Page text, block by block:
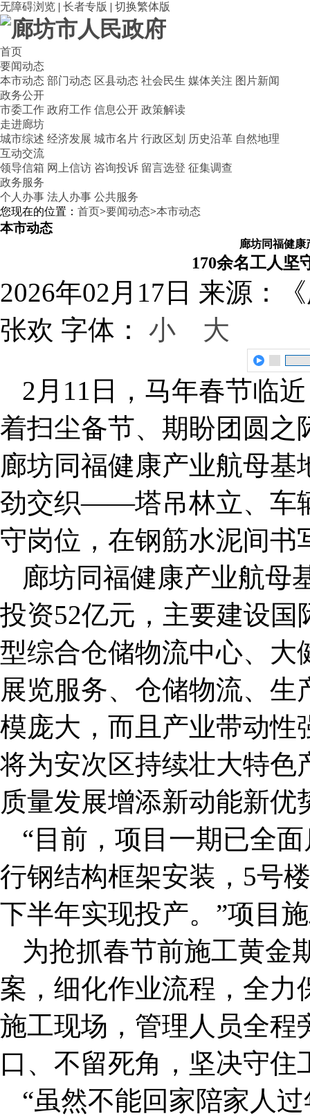
无障碍浏览 | 长者专版 | 切换繁体版
首页
要闻动态
本市动态 部门动态 区县动态 社会民生 媒体关注 图片新闻
政务公开
市委工作 政府工作 信息公开 政策解读
走进廊坊
城市综述 经济发展 城市名片 行政区划 历史沿革 自然地理
互动交流
领导信箱 网上信访 咨询投诉 留言选登 征集调查
政务服务
个人办事 法人办事 公共服务
您现在的位置： 首页>要闻动态>本市动态
本市动态
廊坊同福健康
170余名工人坚
2026年02月17日 来源：
张欢 字体： 小 大
2月11日，马年春节临
着扫尘备节、期盼团圆之
廊坊同福健康产业航母
劲交织——塔吊林立、车
守岗位，在钢筋水泥间书
廊坊同福健康产业航母
投资52亿元，主要建设
型综合仓储物流中心、大
展览服务、仓储物流、
模庞大，而且产业带动性
将为安次区持续壮大特色
质量发展增添新动能新优
“目前，项目一期已全
行钢结构框架安装，5号
下半年实现投产。”项目
为抢抓春节前施工黄金
案，细化作业流程，全力
施工现场，管理人员全程
口、不留死角，坚决守住
“虽然不能回家陪家人